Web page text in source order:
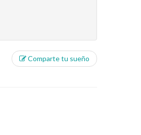
Comparte tu sueño